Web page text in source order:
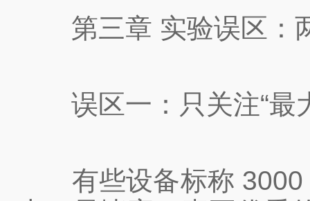
第三章 实验误区：
误区一：只关注“最大
有些设备标称 3000